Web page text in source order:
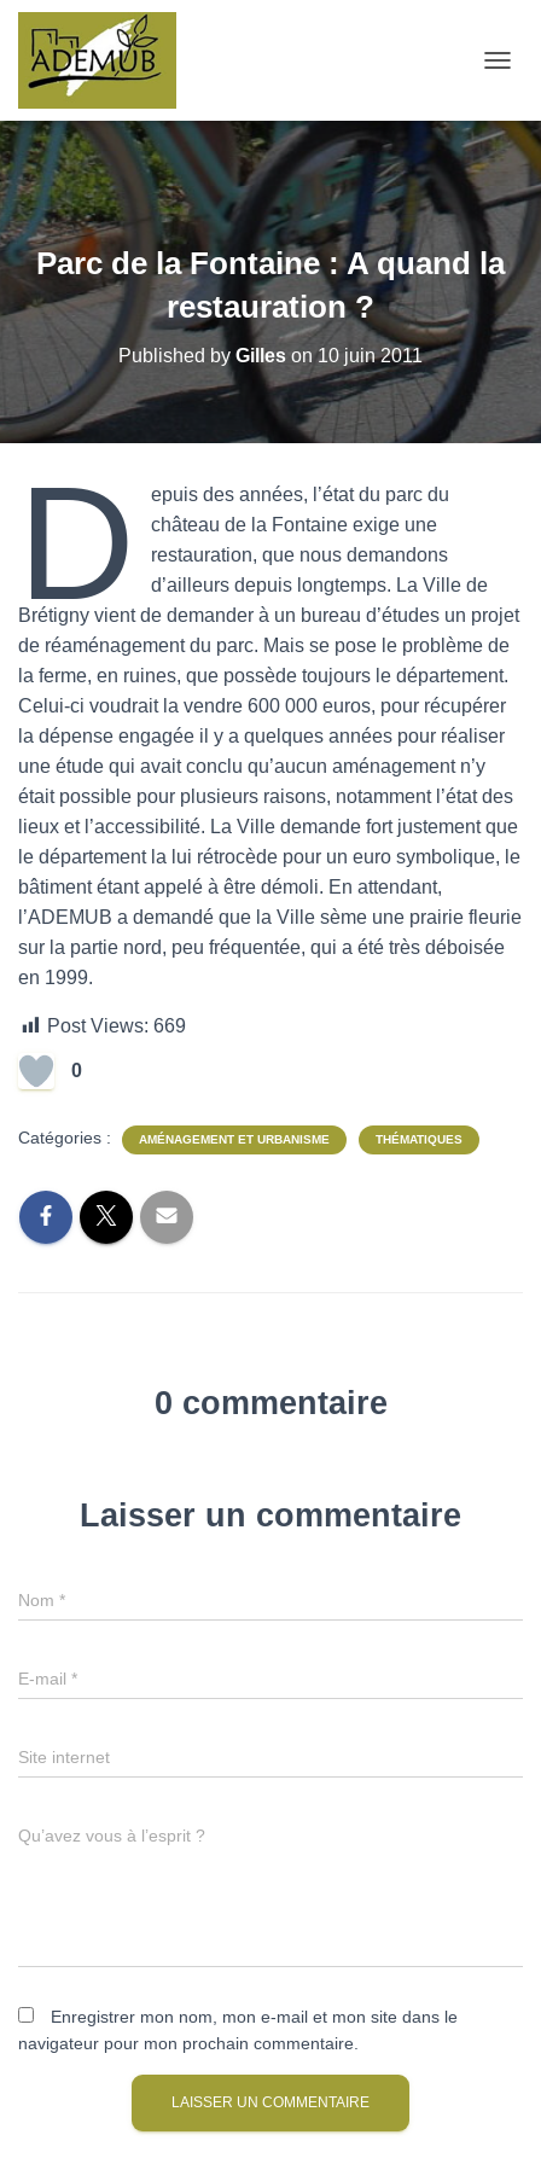
Parc de la Fontaine : A quand la
restauration ?
Published by Gilles on10 juin 2011
D
epuis des années, l’état du parc du
château de la Fontaine exige une
restauration, que nous demandons
d’ailleurs depuis longtemps. La Ville de
Brétigny vient de demander à un bureau d’études un projet
de réaménagement du parc. Mais se pose le problème de
la ferme, en ruines, que possède toujours le département.
Celui-ci voudrait la vendre 600 000 euros, pour récupérer
la dépense engagée il y a quelques années pour réaliser
une étude qui avait conclu qu’aucun aménagement n’y
était possible pour plusieurs raisons, notamment l’état des
lieux et l’accessibilité. La Ville demande fort justement que
le département la lui rétrocède pour un euro symbolique, le
bâtiment étant appelé à être démoli. En attendant,
l’ADEMUB a demandé que la Ville sème une prairie fleurie
sur la partie nord, peu fréquentée, qui a été très déboisée
en 1999.
Post Views: 669
0
Catégories : AMÉNAGEMENT ET URBANISME THÉMATIQUES
0 commentaire
Laisser un commentaire
Nom *
E-mail *
Site internet
Qu’avez vous à l’esprit ?
Enregistrer mon nom, mon e-mail et mon site dans le
navigateur pour mon prochain commentaire.